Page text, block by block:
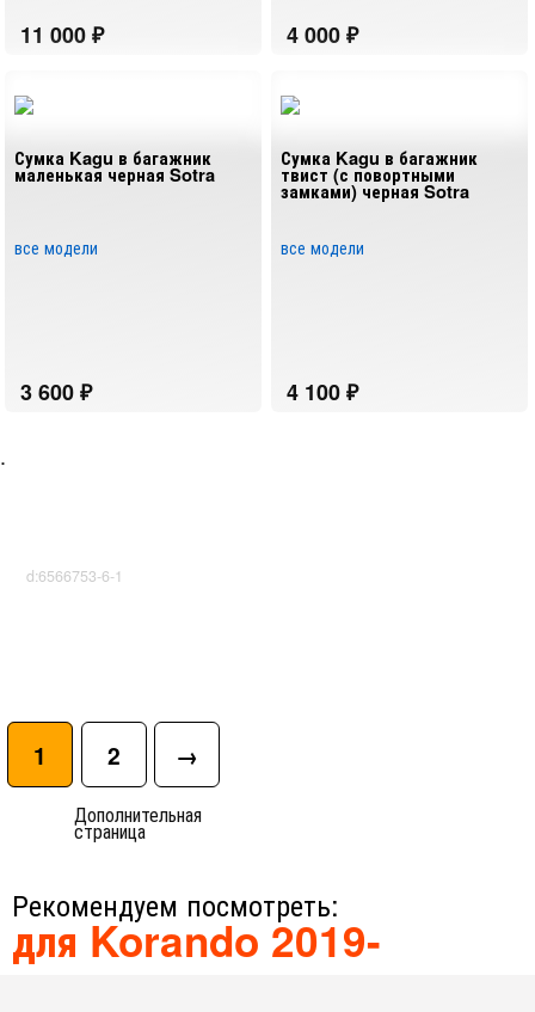
Сумка Kagu в багажник
маленькая черная Sotra
все модели
Сумка Kagu в багажник
твист (с повортными
замками) черная Sotra
все модели
.
d:6566753-6-1
1 2 →
Дополнительная
страница
Рекомендуем посмотреть:
для Korando 2019-